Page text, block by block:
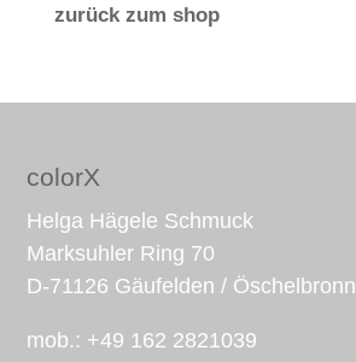
zurück zum shop
colorX
Helga Hägele Schmuck
Marksuhler Ring 70
D-71126 Gäufelden / Öschelbronn
mob.: +49 162 2821039